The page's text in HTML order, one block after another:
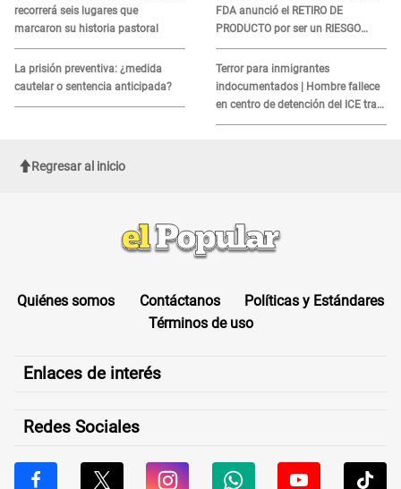
recorrerá seis lugares que
marcaron su historia pastoral
La prisión preventiva: ¿medida
cautelar o sentencia anticipada?
FDA anunció el RETIRO DE
PRODUCTO por ser un RIESGO
MORTAL para consumidores: ¿Cuál
es?
Terror para inmigrantes
indocumentados | Hombre fallece
en centro de detención del ICE tras
sufrir una "emergencia médica"
Regresar al inicio
Quiénes somos Contáctanos
Políticas y Estándares
Términos de uso
Enlaces de interés
Redes Sociales